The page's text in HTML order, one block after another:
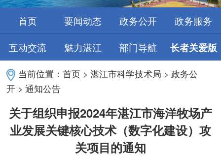
首页 要闻动态 政务公开
政务服务
互动交流
魅力湛江 部门导航 长者关爱版
当前位置：首页 >湛江市科学技术局 >政务公
开 >通知公告
关于组织申报2024年湛江市海洋牧场产
业发展关键核心技术（数字化建设）攻
关项目的通知